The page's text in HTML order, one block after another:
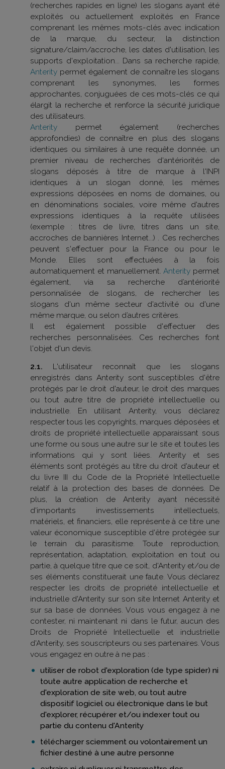
(recherches rapides en ligne) les slogans ayant été
exploités ou actuellement exploités en France
comprenant les mêmes mots-clés avec indication
de la marque, du secteur, la distinction
signature/claim/accroche, les dates d'utilisation, les
supports d'exploitation... Dans sa recherche rapide,
Anterity permet également de connaître les slogans
comprenant les synonymes, les formes
approchantes, conjuguées de ces mots-clés ce qui
élargit la recherche et renforce la sécurité juridique
des utilisateurs.
Anterity permet également (recherches
approfondies) de connaître en plus des slogans
identiques ou similaires à une requête donnée, un
premier niveau de recherches d'antériorités de
slogans déposés à titre de marque à l'INPI
identiques à un slogan donné, les mêmes
expressions déposées en noms de domaines, ou
en dénominations sociales, voire même d'autres
expressions identiques à la requête utilisées
(exemple : titres de livre, titres dans un site,
accroches de bannières Internet...) . Ces recherches
peuvent s'effectuer pour la France ou pour le
Monde. Elles sont effectuées à la fois
automatiquement et manuellement.Anterity permet
également, via sa recherche d’antériorité
personnalisée de slogans, de rechercher les
slogans d'un même secteur d'activité ou d'une
même marque, ou selon d’autres critères.
Il est également possible d'effectuer des
recherches personnalisées. Ces recherches font
l'objet d'un devis.
2.1. L'utilisateur reconnaît que les slogans
enregistrés dans Anterity sont susceptibles d'être
protégés par le droit d'auteur, le droit des marques
ou tout autre titre de propriété intellectuelle ou
industrielle. En utilisant Anterity, vous déclarez
respecter tous les copyrights, marques déposées et
droits de propriété intellectuelle apparaissant sous
une forme ou sous une autre sur le site et toutes les
informations qui y sont liées. Anterity et ses
éléments sont protégés au titre du droit d'auteur et
du livre III du Code de la Propriété Intellectuelle
relatif à la protection des bases de données. De
plus, la création de Anterity ayant nécessité
d'importants investissements intellectuels,
matériels, et financiers, elle représente à ce titre une
valeur économique susceptible d'être protégée sur
le terrain du parasitisme. Toute reproduction,
représentation, adaptation, exploitation en tout ou
partie, à quelque titre que ce soit, d'Anterity et/ou de
ses éléments constituerait une faute. Vous déclarez
respecter les droits de propriété intellectuelle et
industrielle d'Anterity sur son site Internet Anterity et
sur sa base de données. Vous vous engagez à ne
contester, ni maintenant ni dans le futur, aucun des
Droits de Propriété Intellectuelle et industrielle
d'Anterity, ses souscripteurs ou ses partenaires. Vous
vous engagez en outre à ne pas :
utiliser de robot d'exploration (de type spider) ni
toute autre application de recherche et
d'exploration de site web, ou tout autre
dispositif logiciel ou électronique dans le but
d'explorer, récupérer et/ou indexer tout ou
partie du contenu d'Anterity
télécharger sciemment ou volontairement un
fichier destiné à une autre personne